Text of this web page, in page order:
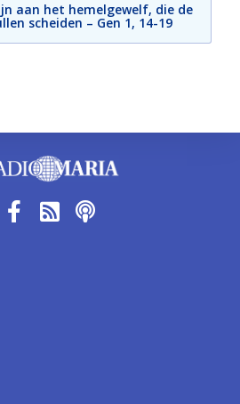
aan het hemelgewelf, die de
scheiden – Gen 1, 14-19